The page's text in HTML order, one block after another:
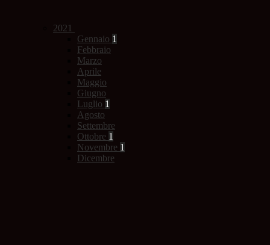
2021
Gennaio 1
Febbraio
Marzo
Aprile
Maggio
Giugno
Luglio 1
Agosto
Settembre
Ottobre 1
Novembre 1
Dicembre